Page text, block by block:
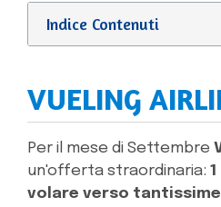
Indice Contenuti
VUELING
Per il mese di Settembre
un'offerta straordinaria:
volare verso